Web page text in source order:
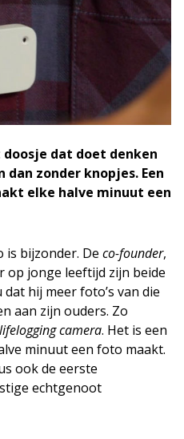
dat doet denken
dan zonder knopjes. Een
elke halve minuut een
is bijzonder. De co-founder,
op jonge leeftijd zijn beide
hij meer foto’s van die
aan zijn ouders. Zo
lifeloggingcamera. Het is een
minuut een foto maakt.
ook de eerste
echtgenoot